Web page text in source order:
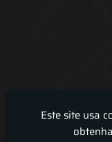
Lira Luz
Este site usa